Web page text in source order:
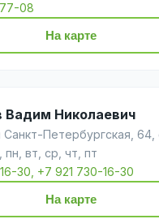
08
На карте
Николаевич
Санкт-Петербургская, 64,
вт, ср, чт, пт
30, +7 921 730-16-30
На карте